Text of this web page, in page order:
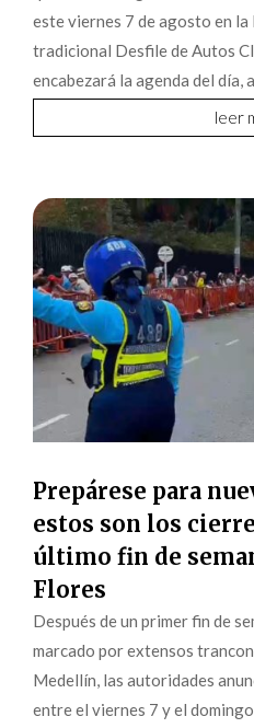
este viernes 7 de agosto en
tradicional Desfile de Autos
encabezará la agenda del día,
leer
Prepárese para
estos son los
último fin de
Flores
Después de un primer fin de
marcado por extensos
Medellín, las autoridades
entre el viernes 7 y el